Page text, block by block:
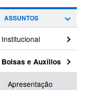
ASSUNTOS
Institucional
Bolsas e Auxílios
Apresentação